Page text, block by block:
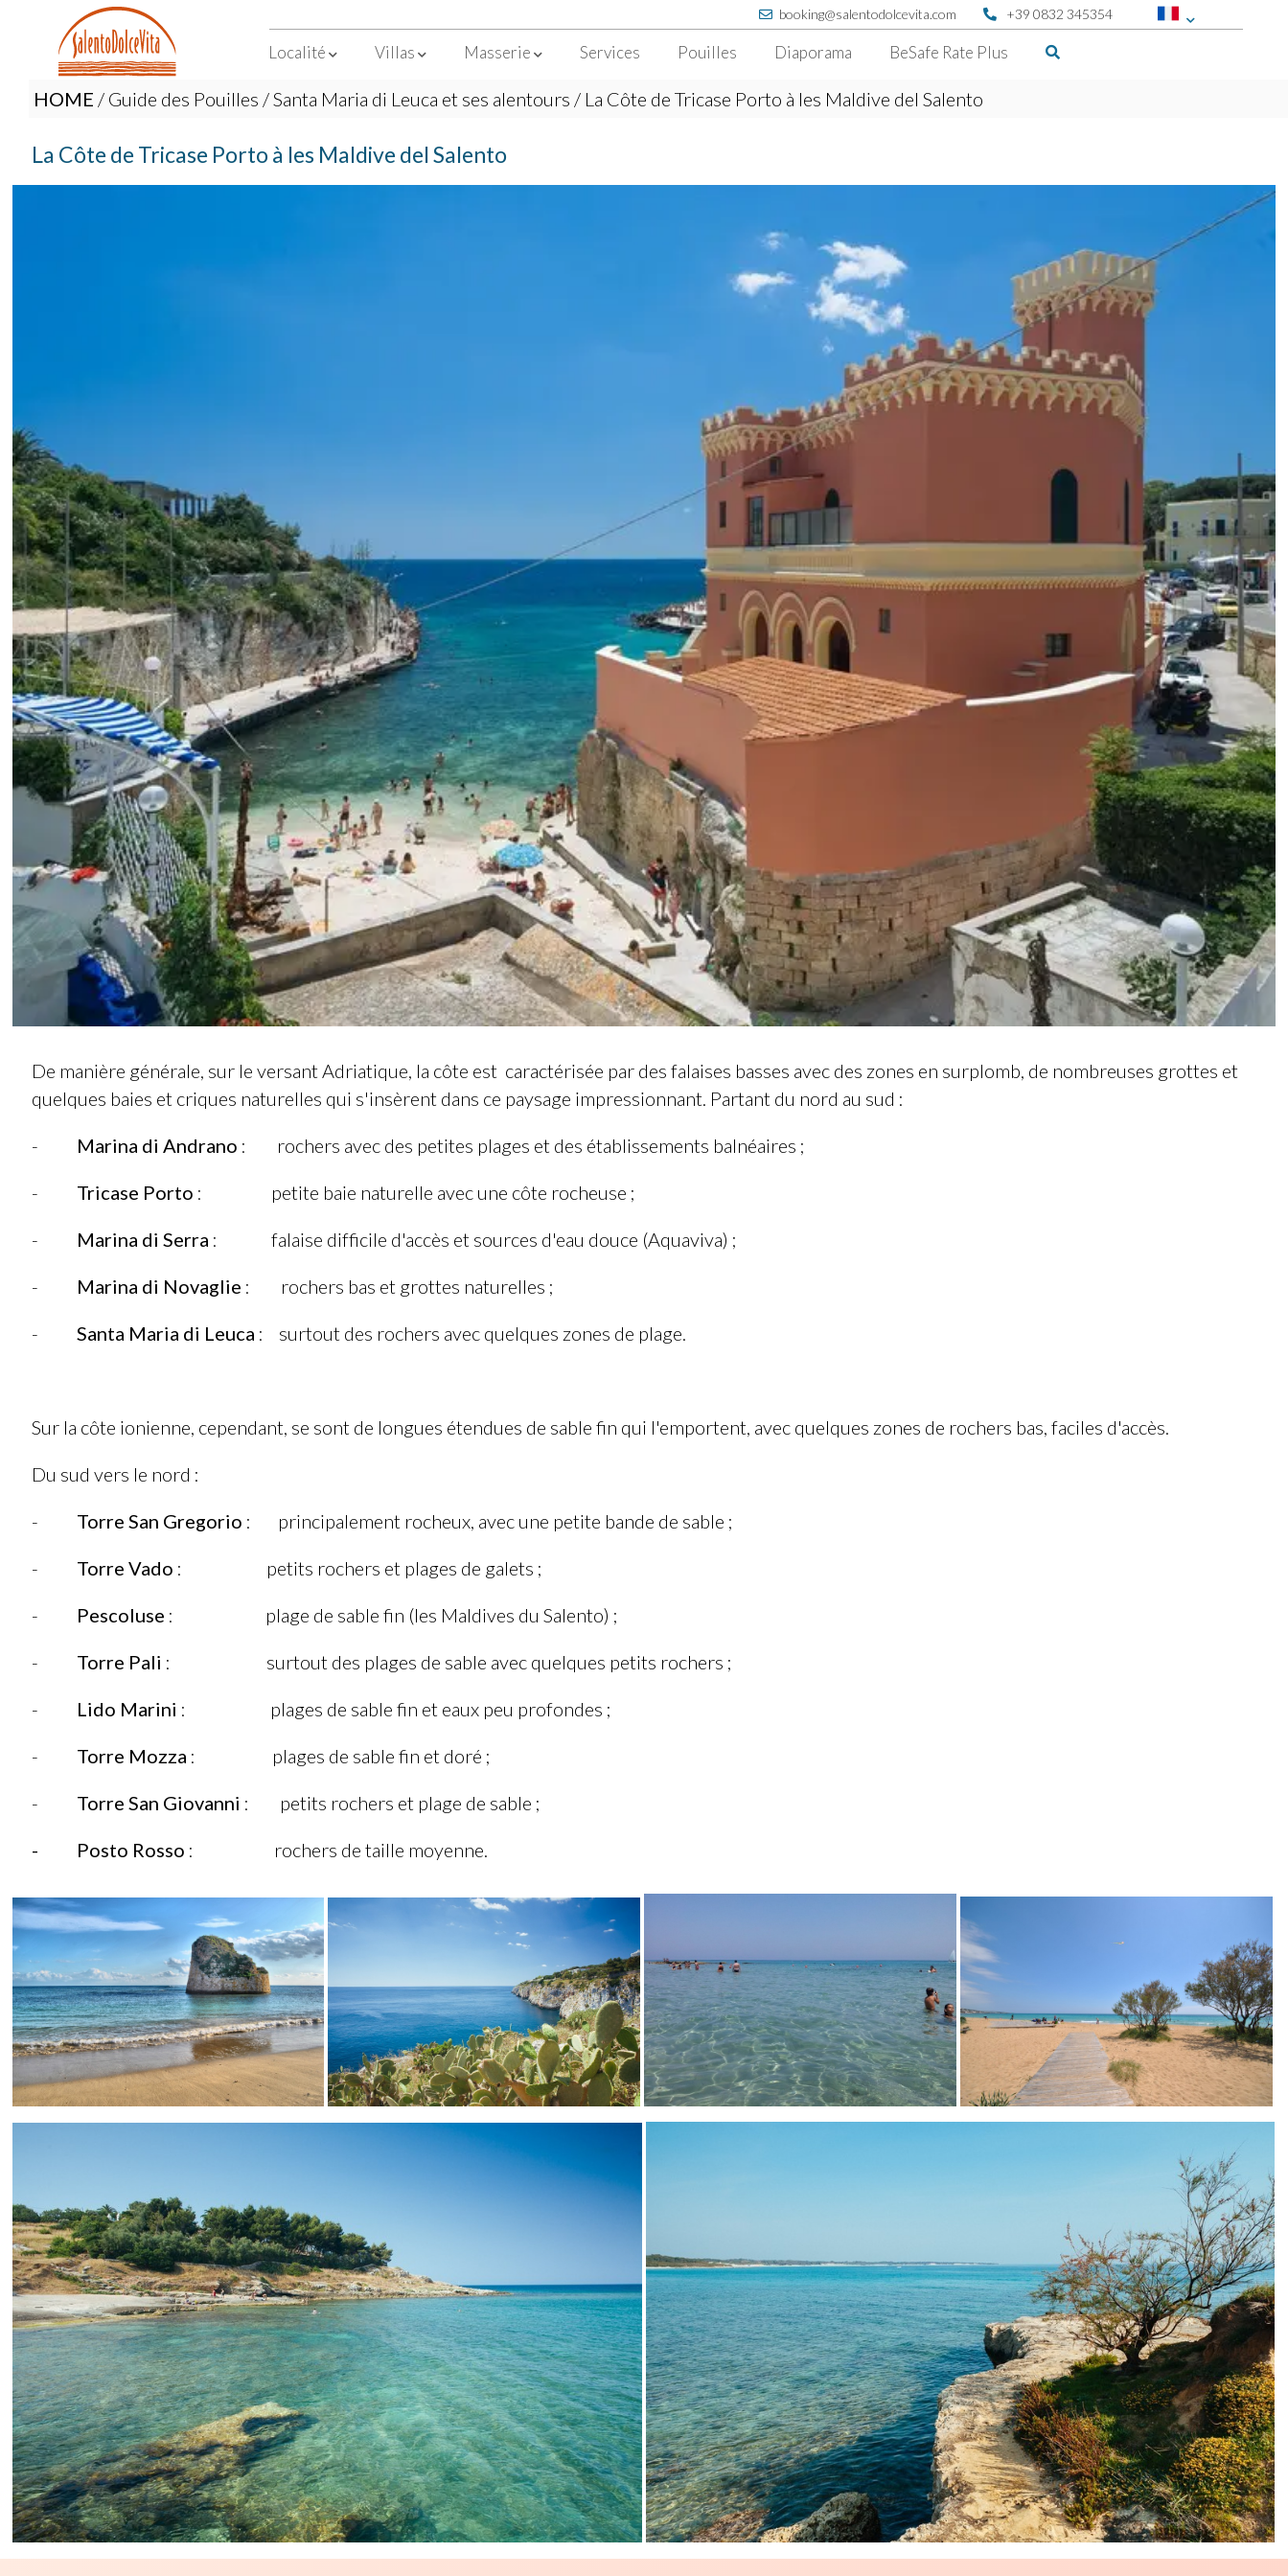
+39 0832 345354
booking@salentodolcevita.com
Localité Villas Masserie Services Pouilles Diaporama BeSafe Rate Plus
HOME / Guide des Pouilles /Santa Maria di Leuca et ses alentours / La Côte de Tricase Porto à les Maldive del Salento
La Côte de Tricase Porto à les Maldive del Salento
De manière générale, sur le versant Adriatique, la côte est caractérisée par des falaises basses avec des zones en surplomb, de nombreuses grottes et
quelques baies et criques naturelles qui s'insèrent dans ce paysage impressionnant. Partant du nord au sud :
- Marina di Andrano : rochers avec des petites plages et des établissements balnéaires ;
- Tricase Porto : petite baie naturelle avec une côte rocheuse ;
- Marina di Serra : falaise difficile d'accès et sources d'eau douce (Aquaviva) ;
- Marina di Novaglie : rochers bas et grottes naturelles ;
- Santa Maria di Leuca : surtout des rochers avec quelques zones de plage.
Sur la côte ionienne, cependant, se sont de longues étendues de sable fin qui l'emportent, avec quelques zones de rochers bas, faciles d'accès.
Du sud vers le nord :
- Torre San Gregorio : principalement rocheux, avec une petite bande de sable ;
- Torre Vado : petits rochers et plages de galets ;
- Pescoluse : plage de sable fin (les Maldives du Salento) ;
- Torre Pali : surtout des plages de sable avec quelques petits rochers ;
- Lido Marini : plages de sable fin et eaux peu profondes ;
- Torre Mozza : plages de sable fin et doré ;
- Torre San Giovanni : petits rochers et plage de sable ;
- Posto Rosso : rochers de taille moyenne.